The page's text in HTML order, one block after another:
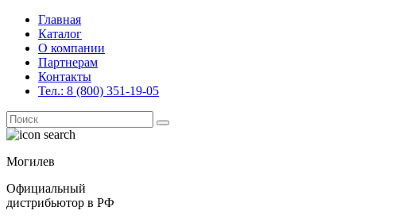
Главная
Каталог
О компании
Партнерам
Контакты
Тел.: 8 (800) 351-19-05
Поиск
for:
Могилев
Официальный
дистрибьютор в РФ